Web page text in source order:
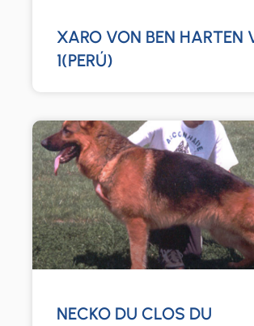
XARO VON BEN HARTEN
1(PERÚ)
NECKO DU CLOS DU